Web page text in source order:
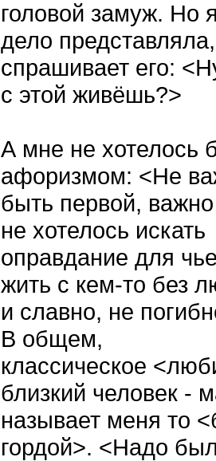
головой замуж. Но
дело
спрашивает его:
с этой живёшь?>
А мне не хотелось
афоризмом: <Не
быть первой,
не хотелось искать
оправдание для
жить с кем-то без
и славно, не
В общем,
классическое
близкий человек -
называет меня то
гордой>. <Надо